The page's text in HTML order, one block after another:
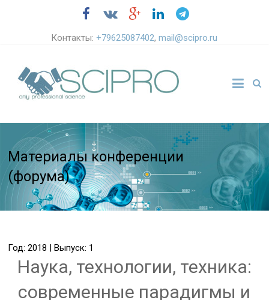
Контакты:+79625087402,mail@scipro.ru
Материалы конференции
(форума)
Год: 2018 | Выпуск: 1
Наука, технологии, техника:
современные парадигмы и